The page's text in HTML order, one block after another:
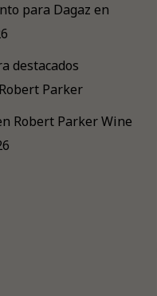
para Dagaz en
destacados
Parker
Robert Parker Wine